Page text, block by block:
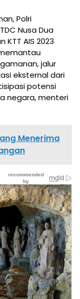
Polri
Nusa Dua
AIS 2023
jalur
eksternal dari
potensi
negara, menteri
Menerima